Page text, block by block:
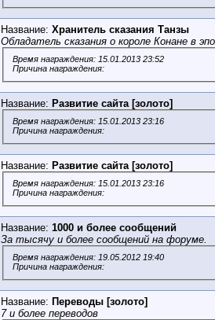
Название: Хранитель сказания Танзы
Обладатель сказания о короле Конане в
Время награждения: 15.01.2013 23:52
Причина награждения:
Название: Развитие сайта [золото]
Время награждения: 15.01.2013 23:16
Причина награждения:
Название: Развитие сайта [золото]
Время награждения: 15.01.2013 23:16
Причина награждения:
Название: 1000 и более сообщений
За тысячу и более сообщений на форуме.
Время награждения: 19.05.2012 19:40
Причина награждения:
Название: Переводы [золото]
7 и более переводов